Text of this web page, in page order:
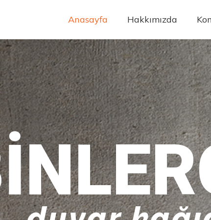
Anasayfa Hakkımızda